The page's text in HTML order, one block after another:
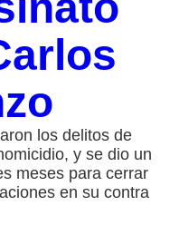
los delitos de
y se dio un
meses para cerrar
en su contra